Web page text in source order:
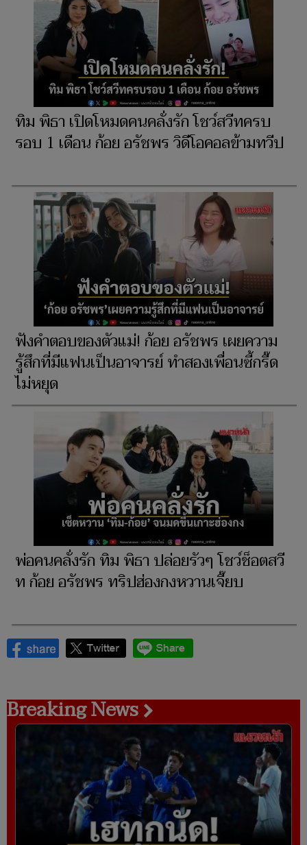
ทิม พิธา เปิดโหมดคนคลั่งรัก โชว์สวีทครบ
รอบ 1 เดือน ก้อย อรัชพร วิดีโอคอลข้ามทวีป
ฟังคำตอบของตัวแม่! ก้อย อรัชพร เผยความ
รู้สึกที่มีแฟนเป็นอาจารย์ ทำสองเพื่อนซี้กรี๊ด
ไม่หยุด
พ่อคนคลั่งรัก ทิม พิธา ปล่อยรัวๆ โชว์ช็อตสวี
ท ก้อย อรัชพร ทริปฮ่องกงหวานเจี๊ยบ
Breaking News